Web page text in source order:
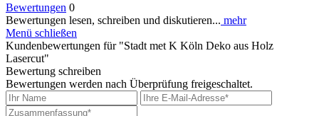
Bewertungen 0
Bewertungen lesen, schreiben und diskutieren... mehr
Menü schließen
Kundenbewertungen für "Stadt met K Köln Deko aus Holz
Lasercut"
Bewertung schreiben
Bewertungen werden nach Überprüfung freigeschaltet.